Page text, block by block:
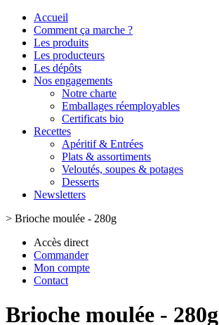
Accueil
Comment ça marche ?
Les produits
Les producteurs
Les dépôts
Nos engagements
Notre charte
Emballages réemployables
Certificats bio
Recettes
Apéritif & Entrées
Plats & assortiments
Veloutés, soupes & potages
Desserts
Newsletters
> Brioche moulée - 280g
Accès direct
Commander
Mon compte
Contact
Brioche moulée - 280g